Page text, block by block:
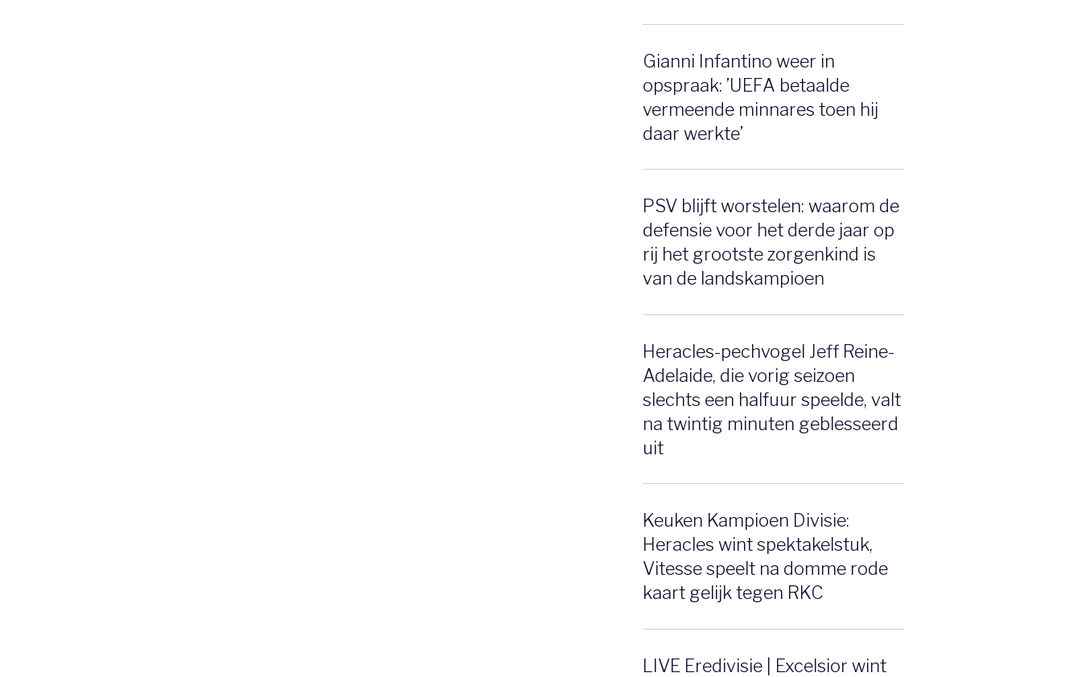
Gianni Infantino weer in
opspraak: ’UEFA betaalde
vermeende minnares toen hij
daar werkte’
PSV blijft worstelen: waarom de
defensie voor het derde jaar op
rij het grootste zorgenkind is
van de landskampioen
Heracles-pechvogel Jeff Reine-
Adelaide, die vorig seizoen
slechts een halfuur speelde, valt
na twintig minuten geblesseerd
uit
Keuken Kampioen Divisie:
Heracles wint spektakelstuk,
Vitesse speelt na domme rode
kaart gelijk tegen RKC
LIVE Eredivisie | Excelsior wint